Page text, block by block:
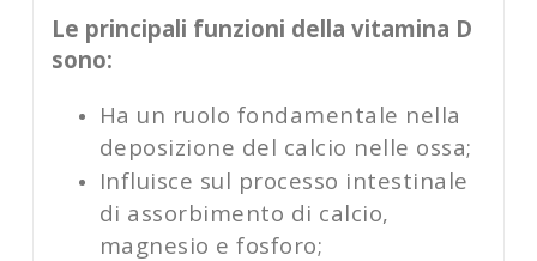
Le principali funzioni della vitamina D
sono:
Ha un ruolo fondamentale nella
deposizione del calcio nelle ossa;
Influisce sul processo intestinale
di assorbimento di calcio,
magnesio e fosforo;